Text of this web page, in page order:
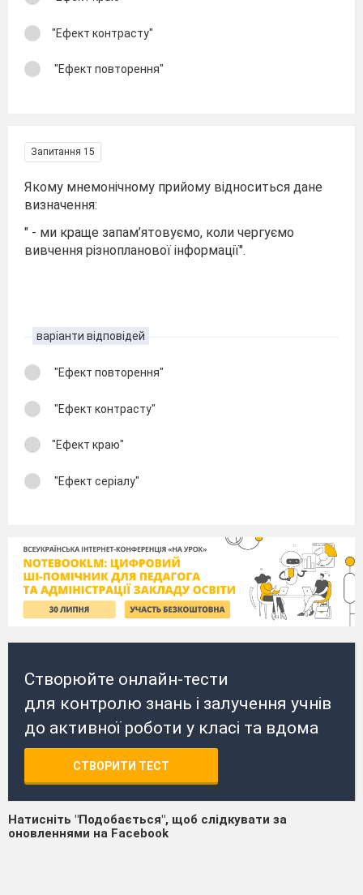
"Ефект контрасту"
"Ефект повторення"
Запитання 15
Якому мнемонічному прийому відноситься дане
визначення:
" - ми краще запам’ятовуємо, коли чергуємо
вивчення різнопланової інформації".
варіанти відповідей
"Ефект повторення"
"Ефект контрасту"
"Ефект краю"
"Ефект серіалу"
Створюйте онлайн-тести
для контролю знань і залучення учнів
до активної роботи у класі та вдома
СТВОРИТИ ТЕСТ
Натисніть "Подобається", щоб слідкувати за
оновленнями на Facebook